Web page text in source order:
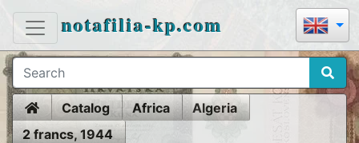
notafilia-kp.com
HomeCatalog Africa
Algeria
2 francs, 1944